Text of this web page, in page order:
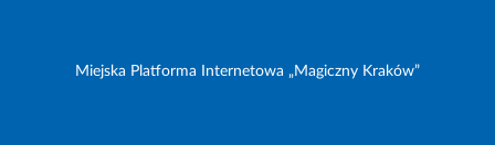
Miejska Platforma Internetowa „Magiczny Kraków”